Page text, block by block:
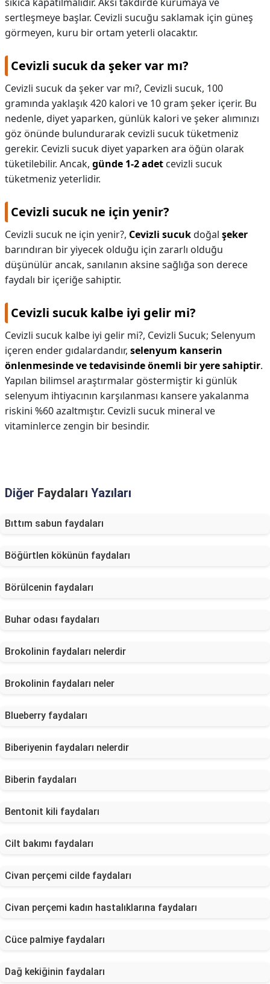
sertleşmeye başlar. Cevizli sucuğu saklamak için güneş
görmeyen, kuru bir ortam yeterli olacaktır.
Cevizli sucuk da şeker var mı?
Cevizli sucuk da şeker var mı?, Cevizli sucuk, 100
gramında yaklaşık 420 kalori ve 10 gram şeker içerir. Bu
nedenle, diyet yaparken, günlük kalori ve şeker alımınızı
göz önünde bulundurarak cevizli sucuk tüketmeniz
gerekir. Cevizli sucuk diyet yaparken ara öğün olarak
tüketilebilir. Ancak, günde 1-2 adet cevizli sucuk
tüketmeniz yeterlidir.
Cevizli sucuk ne için yenir?
Cevizli sucuk ne için yenir?, Cevizli sucukdoğal şeker
barındıran bir yiyecek olduğu için zararlı olduğu
düşünülür ancak, sanılanın aksine sağlığa son derece
faydalı bir içeriğe sahiptir.
Cevizli sucuk kalbe iyi gelir mi?
Cevizli sucuk kalbe iyi gelir mi?, Cevizli Sucuk; Selenyum
içeren ender gıdalardandır, selenyum kanserin
önlenmesinde ve tedavisinde önemli bir yere sahiptir.
Yapılan bilimsel araştırmalar göstermiştir ki günlük
selenyum ihtiyacının karşılanması kansere yakalanma
riskini %60 azaltmıştır. Cevizli sucuk mineral ve
vitaminlerce zengin bir besindir.
Diğer Faydaları Yazıları
Bıttım sabun faydaları
Böğürtlen kökünün faydaları
Börülcenin faydaları
Buhar odası faydaları
Brokolinin faydaları nelerdir
Brokolinin faydaları neler
Blueberry faydaları
Biberiyenin faydaları nelerdir
Biberin faydaları
Bentonit kili faydaları
Cilt bakımı faydaları
Civan perçemi cilde faydaları
Civan perçemi kadın hastalıklarına faydaları
Cüce palmiye faydaları
Dağ kekiğinin faydaları